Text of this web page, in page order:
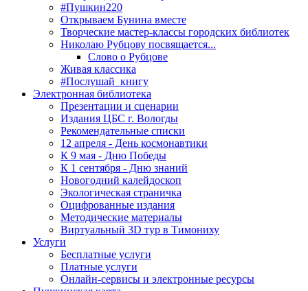
#Пушкин220
Открываем Бунина вместе
Творческие мастер-классы городских библиотек
Николаю Рубцову посвящается...
Слово о Рубцове
Живая классика
#Послушай_книгу
Электронная библиотека
Презентации и сценарии
Издания ЦБС г. Вологды
Рекомендательные списки
12 апреля - День космонавтики
К 9 мая - Дню Победы
К 1 сентября - Дню знаний
Новогодний калейдоскоп
Экологическая страничка
Оцифрованные издания
Методические материалы
Виртуальный 3D тур в Тимониху
Услуги
Бесплатные услуги
Платные услуги
Онлайн-сервисы и электронные ресурсы